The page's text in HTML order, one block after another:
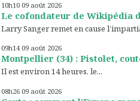
10h10 09 août 2026
Le cofondateur de Wikipédia
Larry Sanger remet en cause
09h14 09 août 2026
Montpellier (34) : Pistolet,
Il est environ 14 heures, le...
08h26 09 août 2026